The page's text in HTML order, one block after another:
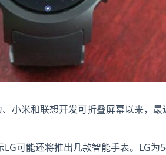
小米和联想开发可折叠屏幕以来，
可能还将推出几款智能手表。LG为